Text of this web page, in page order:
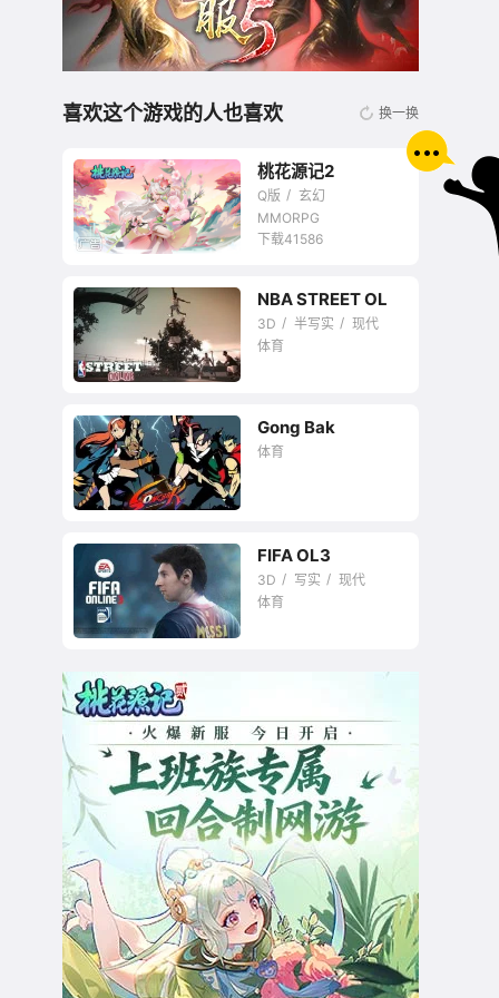
喜欢这个游戏的人也喜欢 换一换
无商城开放交易回合
网游
桃花源记2
Q版
玄幻
MMORPG
下载41586
NBA STREET OL
3D 半写实
现代
体育
Gong Bak
体育
与全世界足球明星们
一起比赛
FIFA OL3
3D 写实
现代
体育